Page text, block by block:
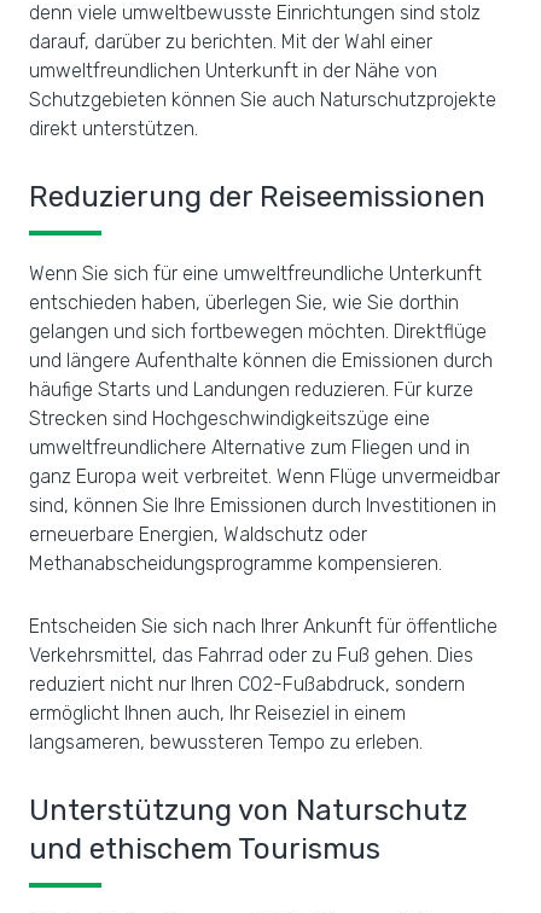
denn viele umweltbewusste Einrichtungen sind stolz
darauf, darüber zu berichten. Mit der Wahl einer
umweltfreundlichen Unterkunft in der Nähe von
Schutzgebieten können Sie auch Naturschutzprojekte
direkt unterstützen.
Reduzierung der Reiseemissionen
Wenn Sie sich für eine umweltfreundliche Unterkunft
entschieden haben, überlegen Sie, wie Sie dorthin
gelangen und sich fortbewegen möchten. Direktflüge
und längere Aufenthalte können die Emissionen durch
häufige Starts und Landungen reduzieren. Für kurze
Strecken sind Hochgeschwindigkeitszüge eine
umweltfreundlichere Alternative zum Fliegen und in
ganz Europa weit verbreitet. Wenn Flüge unvermeidbar
sind, können Sie Ihre Emissionen durch Investitionen in
erneuerbare Energien, Waldschutz oder
Methanabscheidungsprogramme kompensieren.
Entscheiden Sie sich nach Ihrer Ankunft für öffentliche
Verkehrsmittel, das Fahrrad oder zu Fuß gehen. Dies
reduziert nicht nur Ihren CO2-Fußabdruck, sondern
ermöglicht Ihnen auch, Ihr Reiseziel in einem
langsameren, bewussteren Tempo zu erleben.
Unterstützung von Naturschutz
und ethischem Tourismus